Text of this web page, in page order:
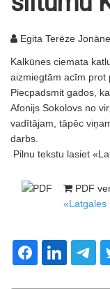
Egita Terēze Jonāne
Kalkūnes ciemata
aizmiegtām acīm prot
Piecpadsmit gados,
Afonijs Sokolovs no
vadītājam, tāpēc
darbs.
Pilnu tekstu lasiet
PDF
«Latgales